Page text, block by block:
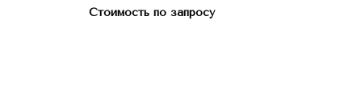
Стоимость по запросу